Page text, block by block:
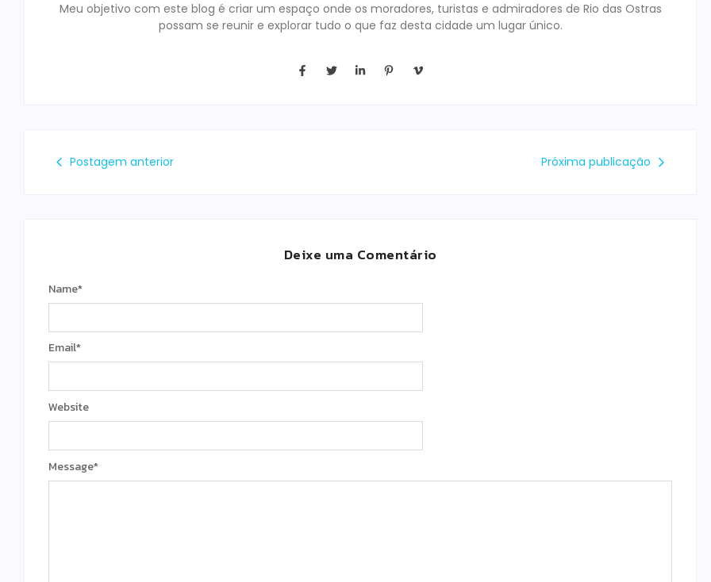
Meu objetivo com este blog é criar um espaço onde os moradores, turistas e admiradores de Rio das Ostras
possam se reunir e explorar tudo o que faz desta cidade um lugar único.
Postagem anterior Próxima publicação
Deixe uma Comentário
Message*
Name*
Email*
Website